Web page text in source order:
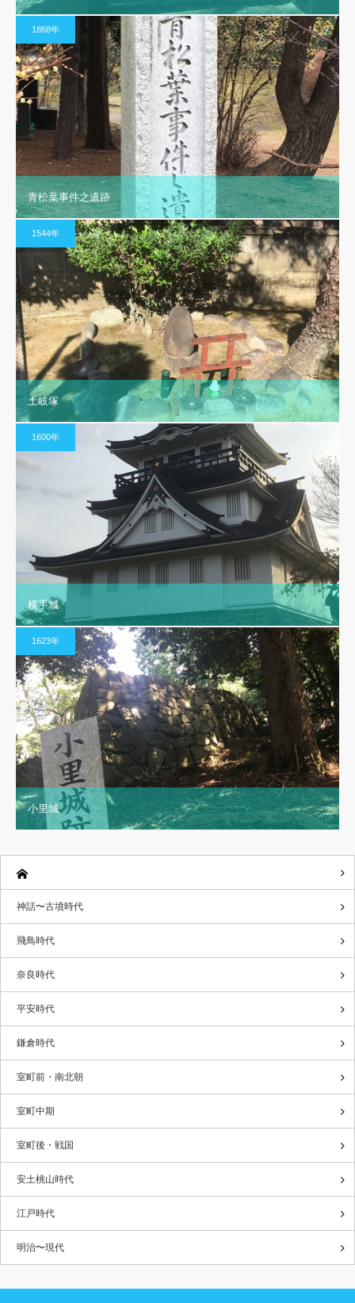
1868年
青松葉事件之遺跡
1544年
土岐塚
1600年
横手城
1623年
小里城
神話〜古墳時代
飛鳥時代
奈良時代
平安時代
鎌倉時代
室町前・南北朝
室町中期
室町後・戦国
安土桃山時代
江戸時代
明治〜現代